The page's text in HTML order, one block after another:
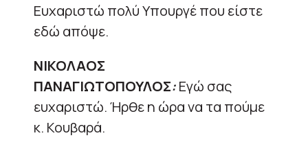
Ευχαριστώ πολύ Υπουργέ που είστε
εδώ απόψε.
ΝΙΚΟΛΑΟΣ
ΠΑΝΑΓΙΩΤΟΠΟΥΛΟΣ:Εγώ σας
ευχαριστώ. Ήρθε η ώρα να τα πούμε
κ. Κουβαρά.